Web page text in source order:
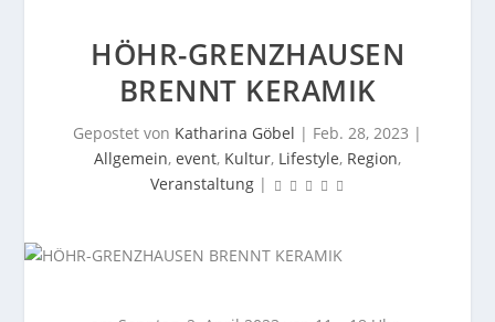
HÖHR-GRENZHAUSEN
BRENNT KERAMIK
Gepostet von Katharina Göbel | Feb. 28, 2023 |
Allgemein, event, Kultur, Lifestyle, Region,
Veranstaltung |